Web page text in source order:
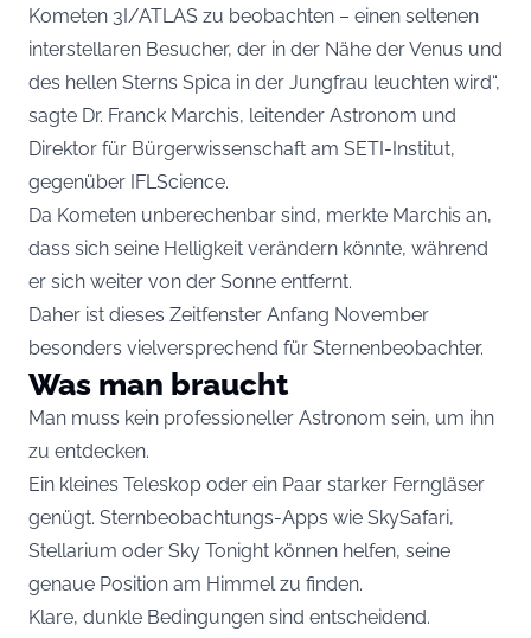
Kometen 3I/ATLAS zu beobachten – einen seltenen
interstellaren Besucher, der in der Nähe der Venus und
des hellen Sterns Spica in der Jungfrau leuchten wird“,
sagte Dr. Franck Marchis, leitender Astronom und
Direktor für Bürgerwissenschaft am SETI-Institut,
gegenüber IFLScience.
Da Kometen unberechenbar sind, merkte Marchis an,
dass sich seine Helligkeit verändern könnte, während
er sich weiter von der Sonne entfernt.
Daher ist dieses Zeitfenster Anfang November
besonders vielversprechend für Sternenbeobachter.
Was man braucht
Man muss kein professioneller Astronom sein, um ihn
zu entdecken.
Ein kleines Teleskop oder ein Paar starker Ferngläser
genügt. Sternbeobachtungs-Apps wie SkySafari,
Stellarium oder Sky Tonight können helfen, seine
genaue Position am Himmel zu finden.
Klare, dunkle Bedingungen sind entscheidend.